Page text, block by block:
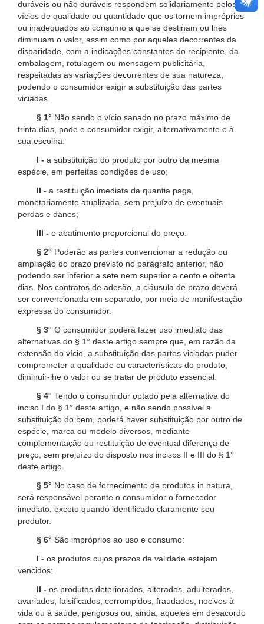
duráveis ou não duráveis respondem solidariamente pelos
vícios de qualidade ou quantidade que os tornem impróprios
ou inadequados ao consumo a que se destinam ou lhes
diminuam o valor, assim como por aqueles decorrentes da
disparidade, com a indicações constantes do recipiente, da
embalagem, rotulagem ou mensagem publicitária,
respeitadas as variações decorrentes de sua natureza,
podendo o consumidor exigir a substituição das partes
viciadas.
§ 1° Não sendo o vício sanado no prazo máximo de
trinta dias, pode o consumidor exigir, alternativamente e à
sua escolha:
I - a substituição do produto por outro da mesma
espécie, em perfeitas condições de uso;
II - a restituição imediata da quantia paga,
monetariamente atualizada, sem prejuízo de eventuais
perdas e danos;
III - o abatimento proporcional do preço.
§ 2° Poderão as partes convencionar a redução ou
ampliação do prazo previsto no parágrafo anterior, não
podendo ser inferior a sete nem superior a cento e oitenta
dias. Nos contratos de adesão, a cláusula de prazo deverá
ser convencionada em separado, por meio de manifestação
expressa do consumidor.
§ 3° O consumidor poderá fazer uso imediato das
alternativas do § 1° deste artigo sempre que, em razão da
extensão do vício, a substituição das partes viciadas puder
comprometer a qualidade ou características do produto,
diminuir-lhe o valor ou se tratar de produto essencial.
§ 4° Tendo o consumidor optado pela alternativa do
inciso I do § 1° deste artigo, e não sendo possível a
substituição do bem, poderá haver substituição por outro de
espécie, marca ou modelo diversos, mediante
complementação ou restituição de eventual diferença de
preço, sem prejuízo do disposto nos incisos II e III do § 1°
deste artigo.
§ 5° No caso de fornecimento de produtos in natura,
será responsável perante o consumidor o fornecedor
imediato, exceto quando identificado claramente seu
produtor.
§ 6° São impróprios ao uso e consumo:
I - os produtos cujos prazos de validade estejam
vencidos;
II - os produtos deteriorados, alterados, adulterados,
avariados, falsificados, corrompidos, fraudados, nocivos à
vida ou à saúde, perigosos ou, ainda, aqueles em desacordo